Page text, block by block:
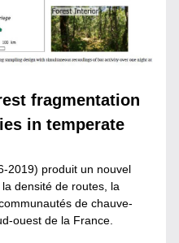
fragmentation
in temperate
2019) produit un nouvel
densité de routes, la
de chauve-
ouest de la France.